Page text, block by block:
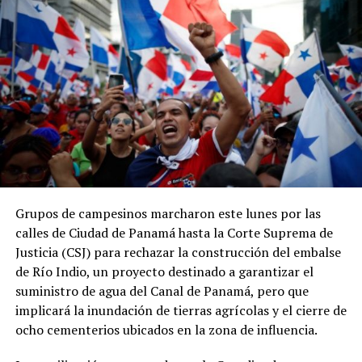
panameña disminuyó de 11.9 % a 11.3 % del PIB, en
contraste con el incremento de 0.2 puntos
porcentuales registrado por el promedio regional.
ADVERTISEMENT
Los datos coinciden con las estadísticas del Ministerio
de Economía y Finanzas (MEF), que muestran una
tendencia descendente en los ingresos del Gobierno
Central. La relación entre los ingresos tributarios y el
PIB pasó de 13 % en 2012 a 7.1 % en 2025, mientras que
los ingresos totales del Gobierno Central disminuyeron
de 18.7 % a 11.7 % en el mismo período.
Grupos de campesinos marcharon este lunes por las
calles de Ciudad de Panamá hasta la Corte Suprema de
Justicia (CSJ) para rechazar la construcción del embalse
de Río Indio, un proyecto destinado a garantizar el
suministro de agua del Canal de Panamá, pero que
implicará la inundación de tierras agrícolas y el cierre de
ocho cementerios ubicados en la zona de influencia.